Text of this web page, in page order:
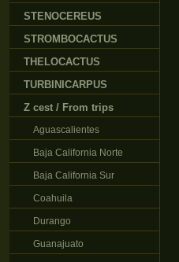
STENOCEREUS
STROMBOCACTUS
THELOCACTUS
TURBINICARPUS
Z cest / From trips
Aguascalientes
Baja California Norte
Baja California Sur
Coahuila
Durango
Guanajuato